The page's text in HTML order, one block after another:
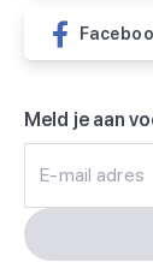
Meld je aan
E-mail adres